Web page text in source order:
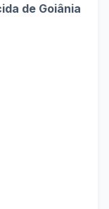
de Goiânia